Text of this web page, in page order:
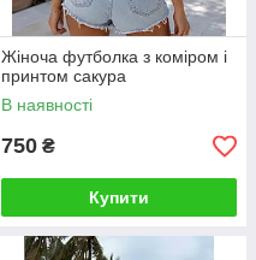
Жіноча футболка з коміром і
принтом сакура
В наявності
750 ₴
Купити